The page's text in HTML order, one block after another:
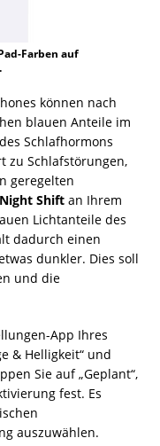
Farben auf
können nach
blauen Anteile im
Schlafhormons
zu Schlafstörungen,
geregelten
Night Shift an Ihrem
Lichtanteile des
dadurch einen
dunkler. Dies soll
und die
App Ihres
& Helligkeit“ und
Sie auf „Geplant“,
fest. Es
auszuwählen.